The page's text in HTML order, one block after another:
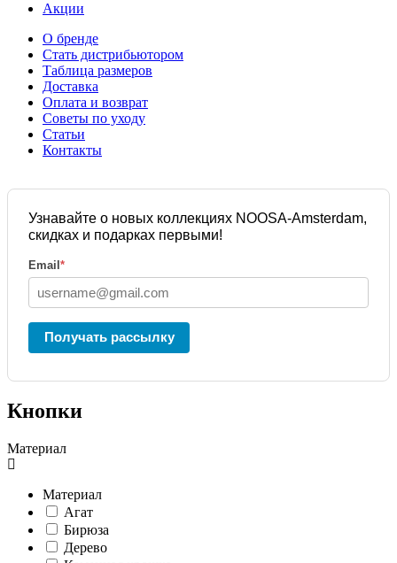
Акции
О бренде
Стать дистрибьютором
Таблица размеров
Доставка
Оплата и возврат
Советы по уходу
Статьи
Контакты
Узнавайте о новых коллекциях NOOSA-Amsterdam,
скидках и подарках первыми!
Email *
Получать рассылку
Кнопки
Материал
Материал
Агат
Бирюза
Дерево